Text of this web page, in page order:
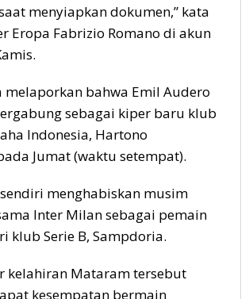
menyiapkan dokumen,” kata
Eropa Fabrizio Romano di akun
melaporkan bahwa Emil Audero
sebagai kiper baru klub
Indonesia, Hartono
Jumat (waktu setempat).
menghabiskan musim
Inter Milan sebagai pemain
klub Serie B, Sampdoria.
kelahiran Mataram tersebut
kesempatan bermain